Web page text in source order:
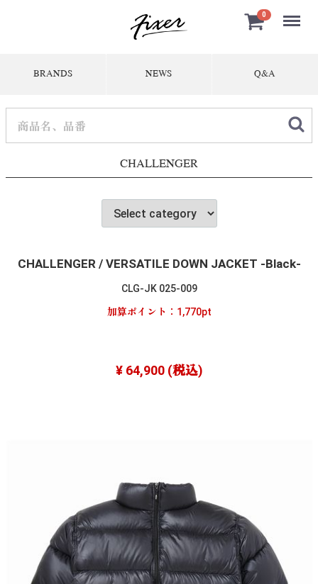
0 Menu
BRANDS NEWS Q&A
CHALLENGER
CHALLENGER / VERSATILE DOWN JACKET -Black-
CLG-JK 025-009
加算ポイント： 1,770pt
¥ 64,900(税込)